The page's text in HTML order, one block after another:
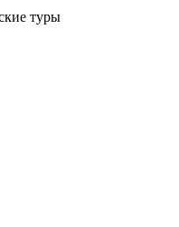
туры